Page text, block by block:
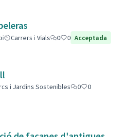
Carrers i Vials 0 0 Acceptada
i Jardins Sostenibles 0
0